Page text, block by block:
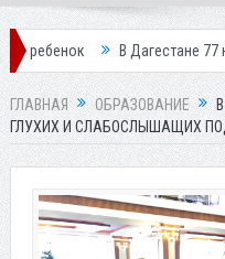
В Дагестане 77 населенных
ГЛАВНАЯ ОБРАЗОВАНИЕ
ГЛУХИХ И СЛАБОСЛЫШАЩИХ